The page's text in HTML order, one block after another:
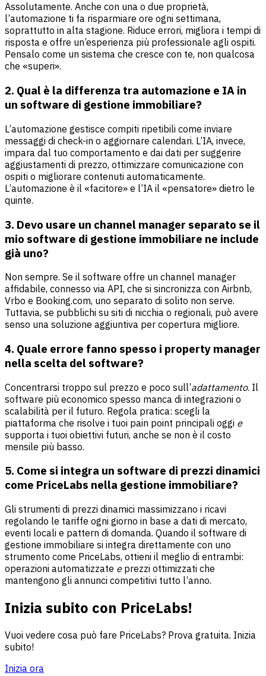
Assolutamente. Anche con una o due proprietà,
l’automazione ti fa risparmiare ore ogni settimana,
soprattutto in alta stagione. Riduce errori, migliora i tempi di
risposta e offre un’esperienza più professionale agli ospiti.
Pensalo come un sistema che cresce con te, non qualcosa
che «superi».
2. Qual è la differenza tra automazione e IA in
un software di gestione immobiliare?
L’automazione gestisce compiti ripetibili come inviare
messaggi di check-in o aggiornare calendari. L’IA, invece,
impara dal tuo comportamento e dai dati per suggerire
aggiustamenti di prezzo, ottimizzare comunicazione con
ospiti o migliorare contenuti automaticamente.
L’automazione è il «facitore» e l’IA il «pensatore» dietro le
quinte.
3. Devo usare un channel manager separato se il
mio software di gestione immobiliare ne include
già uno?
Non sempre. Se il software offre un channel manager
affidabile, connesso via API, che si sincronizza con Airbnb,
Vrbo e Booking.com, uno separato di solito non serve.
Tuttavia, se pubblichi su siti di nicchia o regionali, può avere
senso una soluzione aggiuntiva per copertura migliore.
4. Quale errore fanno spesso i property manager
nella scelta del software?
Concentrarsi troppo sul prezzo e poco sull’adattamento. Il
software più economico spesso manca di integrazioni o
scalabilità per il futuro. Regola pratica: scegli la
piattaforma che risolve i tuoi pain point principali oggi e
supporta i tuoi obiettivi futuri, anche se non è il costo
mensile più basso.
5. Come si integra un software di prezzi dinamici
come PriceLabs nella gestione immobiliare?
Gli strumenti di prezzi dinamici massimizzano i ricavi
regolando le tariffe ogni giorno in base a dati di mercato,
eventi locali e pattern di domanda. Quando il software di
gestione immobiliare si integra direttamente con uno
strumento come PriceLabs, ottieni il meglio di entrambi:
operazioni automatizzate eprezzi ottimizzati che
mantengono gli annunci competitivi tutto l’anno.
Inizia subito con PriceLabs!
Vuoi vedere cosa può fare PriceLabs? Prova gratuita. Inizia
subito!
Inizia ora